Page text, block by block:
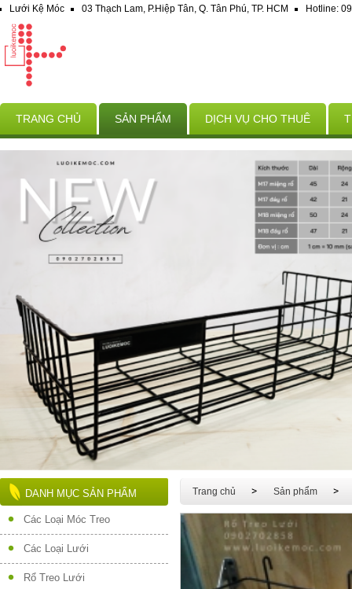
Lưới Kệ Móc 03 Thạch Lam, P.Hiệp Tân, Q. Tân Phú, TP. HCM Hotline:
TRANG CHỦ SẢN PHẨM DỊCH VỤ CHO THUÊ
DANH MỤC SẢN PHẨM
Các Loại Móc Treo
Các Loại Lưới
Rổ Treo Lưới
Trang chủ Sản phẩm